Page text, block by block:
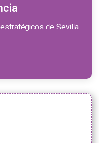
de Sevilla